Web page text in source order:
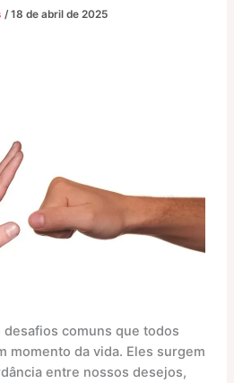
/18 de abril de 2025
comuns que todos
momento da vida. Eles surgem
entre nossos desejos,